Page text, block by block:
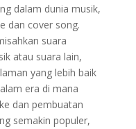
dalam dunia musik,
dan cover song.
suara
atau suara lain,
yang lebih baik
era di mana
dan pembuatan
semakin populer,